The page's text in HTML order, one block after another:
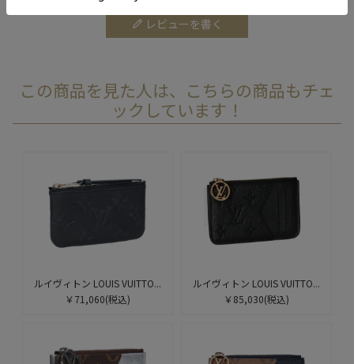
レビューを書く
この商品を見た人は、こちらの商品もチェ
ックしています！
ルイヴィトン LOUIS VUITTO...
￥71,060(税込)
ルイヴィトン LOUIS VUITTO...
￥85,030(税込)